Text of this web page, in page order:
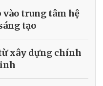
trung tâm hệ
tạo
xây dựng chính